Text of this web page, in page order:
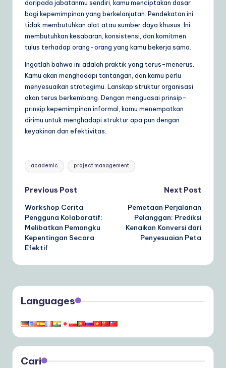
daripada jabatanmu sendiri, kamu menciptakan dasar
bagi kepemimpinan yang berkelanjutan. Pendekatan ini
tidak membutuhkan alat atau sumber daya khusus. Ini
membutuhkan kesabaran, konsistensi, dan komitmen
tulus terhadap orang-orang yang kamu bekerja sama.
Ingatlah bahwa ini adalah praktik yang terus-menerus.
Kamu akan menghadapi tantangan, dan kamu perlu
menyesuaikan strategimu. Lanskap struktur organisasi
akan terus berkembang. Dengan menguasai prinsip-
prinsip kepemimpinan informal, kamu menempatkan
dirimu untuk menghadapi struktur apa pun dengan
keyakinan dan efektivitas.
Tags:
academic project management
Post
navigation
Previous Post
Workshop Cerita
Pengguna Kolaboratif:
Melibatkan Pemangku
Kepentingan Secara
Efektif
Next Post
Pemetaan Perjalanan
Pelanggan: Prediksi
Kenaikan Konversi dari
Penyesuaian Peta
Languages
Cari